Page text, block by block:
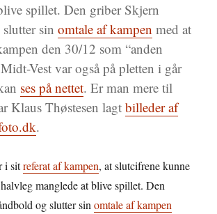
spillet. Den griber Skjern
slutter sinomtale af kampen med at
den 30/12 som “anden
Vest var også på pletten i går
ses på nettet. Er man mere til
Klaus Thøstesen lagtbilleder af
.
i sitreferat af kampen, at slutcifrene kunne
manglede at blive spillet. Den
og slutter sinomtale af kampen